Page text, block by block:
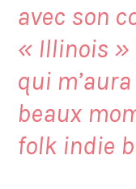
avec son
« Illinois »
qui
beaux
folk indie